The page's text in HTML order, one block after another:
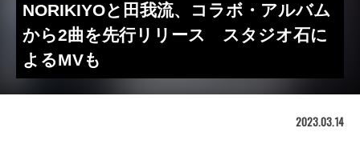
NORIKIYOと田我流、コラボ・アルバム
から2曲を先行リリース スタジオ石に
よるMVも
2023.03.14